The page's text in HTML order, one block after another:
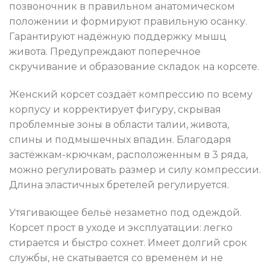
позвоночник в правильном анатомическом
положении и формируют правильную осанку.
Гарантируют надёжную поддержку мышц
живота. Предупреждают поперечное
скручивание и образование складок на корсете.
Женский корсет создаёт компрессию по всему
корпусу и корректирует фигуру, скрывая
проблемные зоны в области талии, живота,
спины и подмышечных впадин. Благодаря
застёжкам-крючкам, расположенным в 3 ряда,
можно регулировать размер и силу компрессии.
Длина эластичных бретелей регулируется.
Утягивающее бельё незаметно под одеждой.
Корсет прост в уходе и эксплуатации: легко
стирается и быстро сохнет. Имеет долгий срок
службы, не скатывается со временем и не